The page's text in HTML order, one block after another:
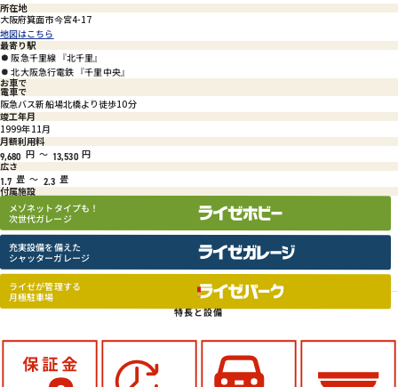
所在地
大阪府箕面市今宮4-17
地図はこちら
最寄り駅
阪急千里線 『北千里』
北大阪急行電鉄 『千里中央』
お車で
電車で
阪急バス新船場北橋より徒歩10分
竣工年月
1999年11月
月額利用料
9,680 円 ～ 13,530 円
広さ
1.7 畳 ～ 2.3 畳
付属施設
メゾネットタイプも！
次世代ガレージ
充実設備を備えた
シャッターガレージ
ライゼが管理する
月極駐車場
特長と設備